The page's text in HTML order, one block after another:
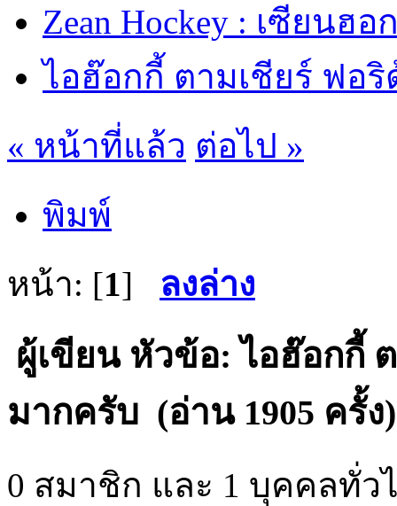
Zean Hockey : เซียนฮอ
ไอฮ๊อกกี้ ตามเชียร์ ฟอ
« หน้าที่แล้ว ต่อไป »
พิมพ์
หน้า: [1] ลงล่าง
ผู้เขียนหัวข้อ: ไอฮ๊อกกี้
มากครับ (อ่าน 1905 ครั้ง)
0 สมาชิก และ 1 บุคคลทั่ว